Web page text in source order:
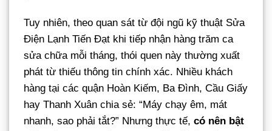
Tuy nhiên, theo quan sát từ đội ngũ kỹ thuật Sửa
Điện Lạnh Tiến Đạt khi tiếp nhận hàng trăm ca
sửa chữa mỗi tháng, thói quen này thường xuất
phát từ thiếu thông tin chính xác. Nhiều khách
hàng tại các quận Hoàn Kiếm, Ba Đình, Cầu Giấy
hay Thanh Xuân chia sẻ: “Máy chạy êm, mát
nhanh, sao phải tắt?” Nhưng thực tế, có nên bật